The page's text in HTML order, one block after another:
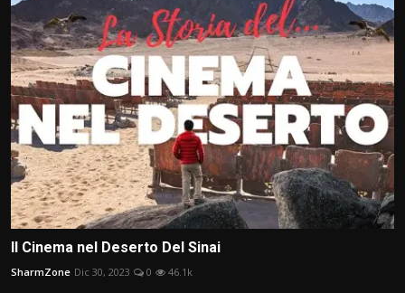
Il Cinema nel Deserto Del Sinai
SharmZone Dic 30, 2023 0 46.1k